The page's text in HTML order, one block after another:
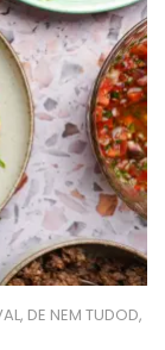
DE NEM TUDOD,